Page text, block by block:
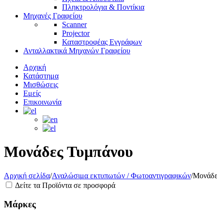
Πληκτρολόγια & Ποντίκια
Μηχανές Γραφείου
Scanner
Projector
Καταστροφέας Εγγράφων
Ανταλλακτικά Μηχανών Γραφείου
Αρχική
Κατάστημα
Μισθώσεις
Εμείς
Επικοινωνία
Μονάδες Τυμπάνου
Αρχική σελίδα/Αναλώσιμα εκτυπωτών / Φωτοαντιγραφικών/
Δείτε τα Προϊόντα σε προσφορά
Μάρκες